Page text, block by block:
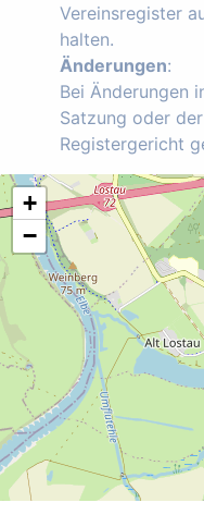
Vereinsregister
halten.
Änderungen:
Bei Änderungen
Satzung oder
Registergericht
+
−